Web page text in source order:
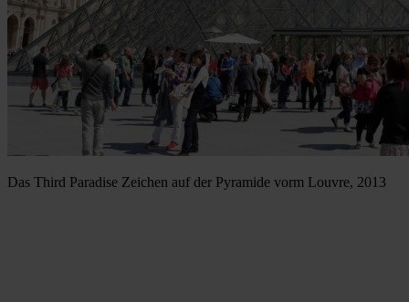
Das Third Paradise Zeichen auf der Pyramide vorm Louvre, 2013